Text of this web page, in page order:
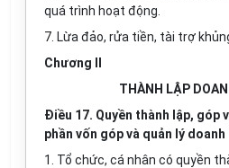
quá trình hoạt động.
7. Lừa đảo, rửa tiền, tài trợ
Chương II
THÀNH LẬP
Điều 17. Quyền thành lập, góp
phần vốn góp và quản lý
1. Tổ chức, cá nhân có quyền